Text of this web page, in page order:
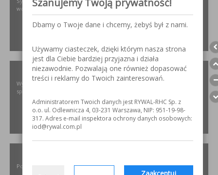
wciągników oraz wiele innych.
XIRIS.PL
Wysoce wyspecjalizowane kamery spawalnicze do badania jakości
spoin spawalniczych
ZOBACZ
Polski producent materiałów ściernych dla przemysłu
Dbamy o Twoje dane i chcemy, żebyś był z nami.
Używamy ciasteczek, dzięki którym nasza strona
jest dla Ciebie bardziej przyjazna i działa
niezawodnie. Pozwalają one również dopasować
treści i reklamy do Twoich zainteresowań.
Administratorem Twoich danych jest RYWAL-RHC Sp. z
o.o. ul. Odlewnicza 4, 03-231 Warszawa, NIP: 951-19-98-
317. Adres e-mail inspektora ochrony danych osobowych:
iod@rywal.com.pl
Zaakceptuj